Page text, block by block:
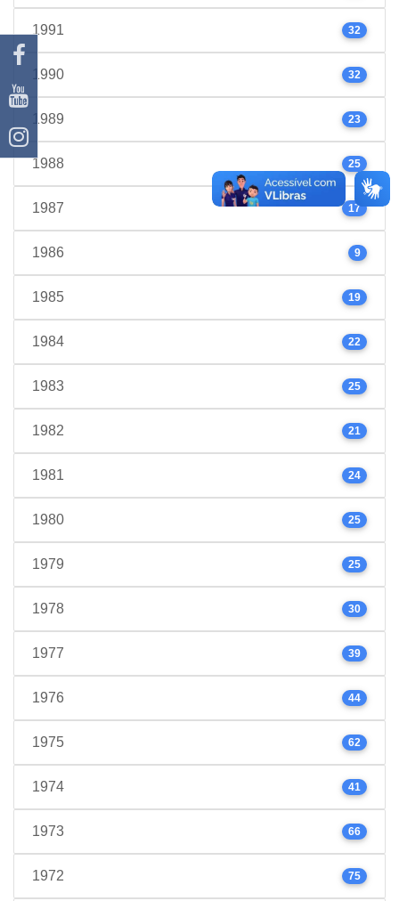
1991 32
1990 32
1989 23
1988 25
1987 17
1986 9
1985 19
1984 22
1983 25
1982 21
1981 24
1980 25
1979 25
1978 30
1977 39
1976 44
1975 62
1974 41
1973 66
1972 75